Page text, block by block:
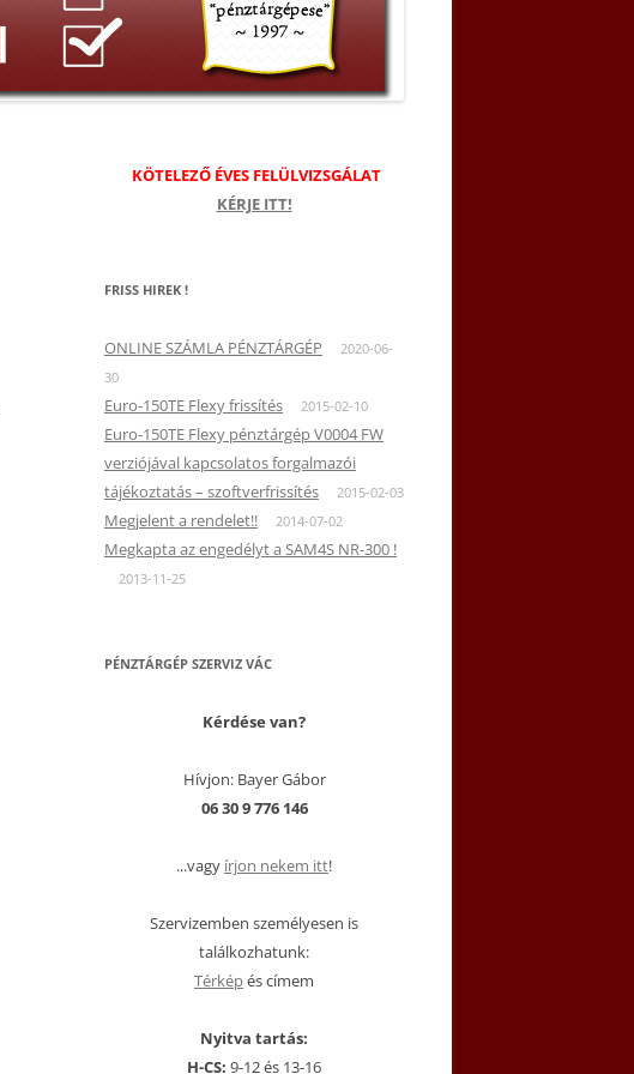
KÖTELEZŐ ÉVES FELÜLVIZSGÁLAT
KÉRJE ITT!
FRISS HIREK !
ONLINE SZÁMLA PÉNZTÁRGÉP
2020-06-
30
Euro-150TE Flexy frissítés 2015-02-10
Euro-150TE Flexy pénztárgép V0004 FW
verziójával kapcsolatos forgalmazói
tájékoztatás – szoftverfrissítés
2015-02-03
Megjelent a rendelet!! 2014-07-02
Megkapta az engedélyt a SAM4S NR-300 !
2013-11-25
PÉNZTÁRGÉP SZERVIZ VÁC
Kérdése van?
Hívjon: Bayer Gábor
06 30 9 776 146
...vagy írjon nekem itt!
Szervizemben személyesen is
találkozhatunk:
Térképés címem
Nyitva tartás:
H-CS: 9-12 és 13-16